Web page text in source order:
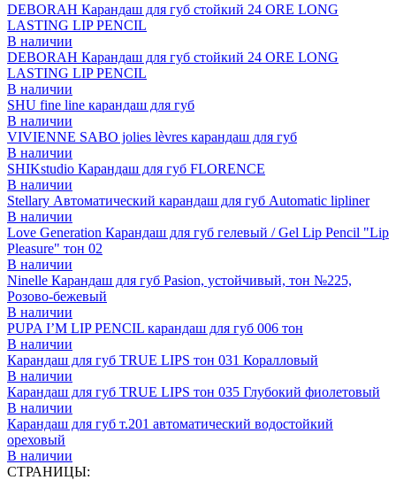
DEBORAH Карандаш для губ стойкий 24 ORE LONG
LASTING LIP PENCIL
В наличии
DEBORAH Карандаш для губ стойкий 24 ORE LONG
LASTING LIP PENCIL
В наличии
SHU fine line карандаш для губ
В наличии
VIVIENNE SABO jolies lèvres карандаш для губ
В наличии
SHIKstudio Карандаш для губ FLORENCE
В наличии
Stellary Автоматический карандаш для губ Automatic lipliner
В наличии
Love Generation Карандаш для губ гелевый / Gel Lip Pencil "Lip
Pleasure" тон 02
В наличии
Ninelle Карандаш для губ Pasion, устойчивый, тон №225,
Розово-бежевый
В наличии
PUPA I’M LIP PENCIL карандаш для губ 006 тон
В наличии
Карандаш для губ TRUE LIPS тон 031 Коралловый
В наличии
Карандаш для губ TRUE LIPS тон 035 Глубокий фиолетовый
В наличии
Карандаш для губ т.201 автоматический водостойкий
ореховый
В наличии
СТРАНИЦЫ: